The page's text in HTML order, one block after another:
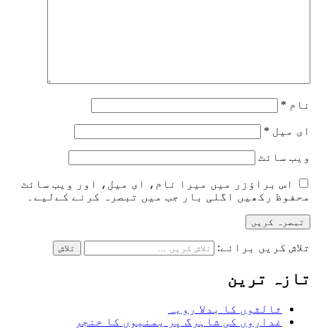
نام *
ای میل *
ویب‌ سائٹ
اس براؤزر میں میرا نام، ای میل، اور ویب سائٹ
محفوظ رکھیں اگلی بار جب میں تبصرہ کرنے کےلیے۔
تلاش کریں برائے:
تازہ ترین
ثالثوں کا بدلا رویہ
غداروں کی شاہرگ پر یمنیوں کا خنجر